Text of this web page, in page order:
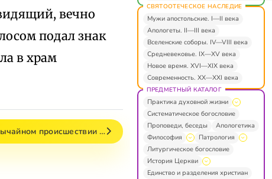
вечно
подал знак
в храм
происшествии …
СВЯТООТЕЧЕСКОЕ НАСЛЕДИЕ
Мужи апостольские. I—II века
Апологеты. II—III века
Вселенские соборы. IV—VIII века
Средневековье. IX—XV века
Новое время. XVI—XIX века
Современность. XX—XXI века
ПРЕДМЕТНЫЙ КАТАЛОГ
Практика духовной жизни
Систематическое богословие
Проповеди, беседы
Апологетика
Философия
Патрология
Литургическое богословие
История Церкви
Единство и разделения христиан